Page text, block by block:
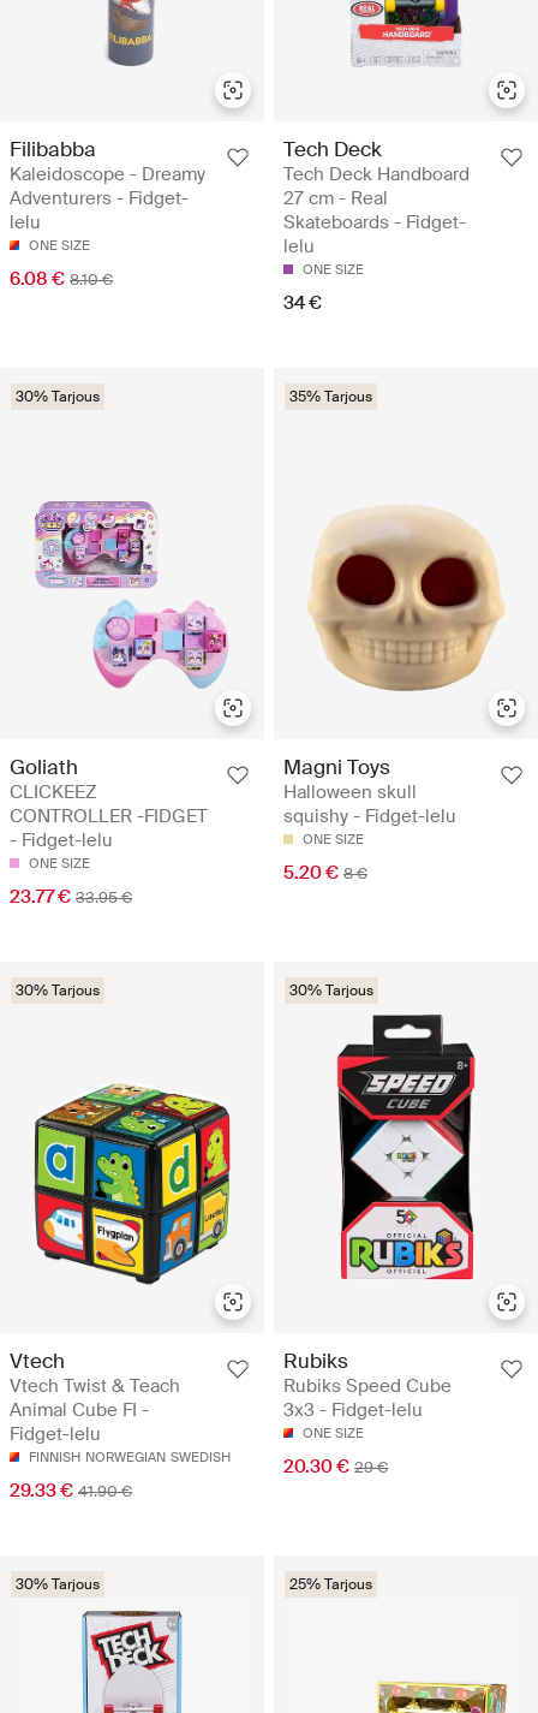
Filibabba
Kaleidoscope - Dreamy
Adventurers - Fidget-
lelu
ONE SIZE
6.08 € 8.10 €
Tech Deck
Tech Deck Handboard
27 cm - Real
Skateboards - Fidget-
lelu
ONE SIZE
34 €
30% Tarjous
Goliath
CLICKEEZ
CONTROLLER -FIDGET
- Fidget-lelu
ONE SIZE
23.77 € 33.95 €
35% Tarjous
Magni Toys
Halloween skull
squishy - Fidget-lelu
ONE SIZE
5.20 € 8 €
30% Tarjous
Vtech
Vtech Twist & Teach
Animal Cube FI -
Fidget-lelu
FINNISH NORWEGIAN SWEDISH
29.33 € 41.90 €
30% Tarjous
Rubiks
Rubiks Speed Cube
3x3 - Fidget-lelu
ONE SIZE
20.30 € 29 €
30% Tarjous 25% Tarjous